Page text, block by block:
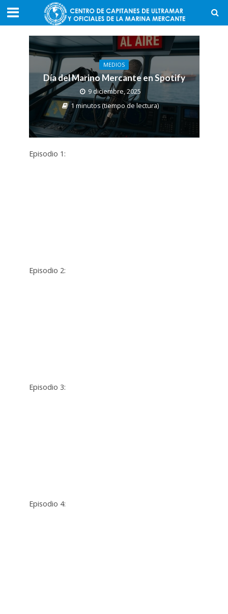
MEDIOS
Día del Marino Mercante en Spotify
9 diciembre, 2025
1 minutos (tiempo de lectura)
Episodio 1:
Episodio 2:
Episodio 3:
Episodio 4: